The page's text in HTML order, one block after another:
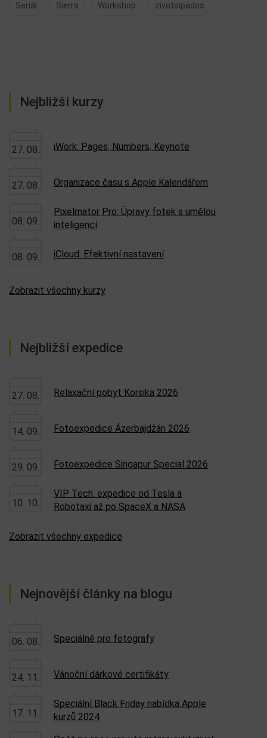
Seriál Sierra Workshop zivotsipados
Nejbližší kurzy
27. 08. iWork: Pages, Numbers, Keynote
27. 08. Organizace času s Apple Kalendářem
08. 09.
Pixelmator Pro: Úpravy fotek s umělou
inteligencí
08. 09. iCloud: Efektivní nastavení
Zobrazit všechny kurzy
Nejbližší expedice
27. 08. Relaxační pobyt Korsika 2026
14. 09. Fotoexpedice Ázerbajdžán 2026
29. 09. Fotoexpedice Singapur Special 2026
10. 10.
VIP Tech. expedice od Tesla a
Robotaxi až po SpaceX a NASA
Zobrazit všechny expedice
Nejnovější články na blogu
06. 08. Speciálně pro fotografy
24. 11. Vánoční dárkové certifikáty
17. 11.
Speciální Black Friday nabídka Apple
kurzů 2024